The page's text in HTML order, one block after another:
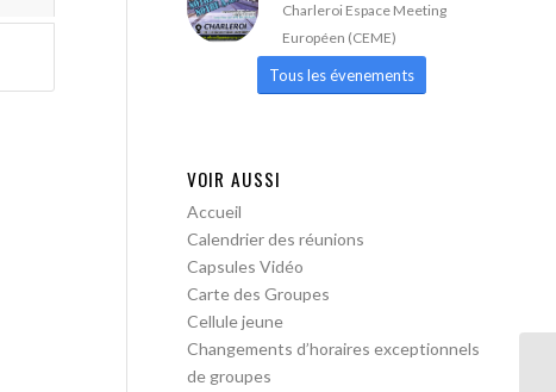
Charleroi Espace Meeting
Européen (CEME)
Tous les évenements
VOIR AUSSI
Accueil
Calendrier des réunions
Capsules Vidéo
Carte des Groupes
Cellule jeune
Changements d’horaires exceptionnels
de groupes